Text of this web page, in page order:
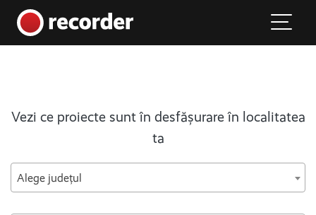
Main Navigation
Vezi ce proiecte sunt în desfășurare în localitatea
ta
Alege județul